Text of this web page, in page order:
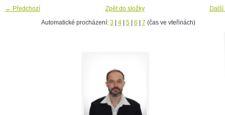
← Předchozí
Zpět do složky
Automatické procházení: 3| 4| 5| 6 7 (čas ve vteřinách)